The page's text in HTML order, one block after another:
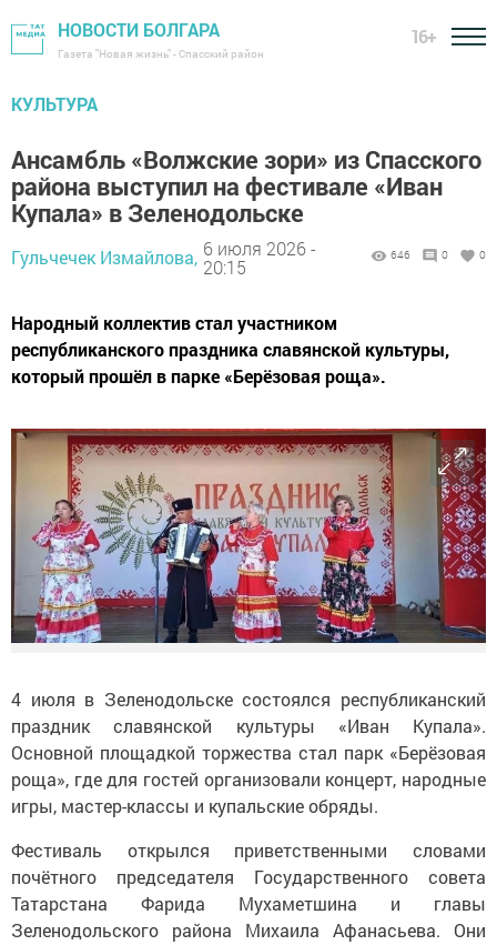
НОВОСТИ БОЛГАРА
Газета "Новая жизнь" - Спасский район
16+
КУЛЬТУРА
Ансамбль «Волжские зори» из Спасского
района выступил на фестивале «Иван
Купала» в Зеленодольске
Гульчечек Измайлова, 6 июля 2026 -
20:15
646 0 0
Народный коллектив стал участником
республиканского праздника славянской культуры,
который прошёл в парке «Берёзовая роща».
4 июля в Зеленодольске состоялся республиканский
праздник славянской культуры «Иван Купала».
Основной площадкой торжества стал парк «Берёзовая
роща», где для гостей организовали концерт, народные
игры, мастер-классы и купальские обряды.
Фестиваль открылся приветственными словами
почётного председателя Государственного совета
Татарстана Фарида Мухаметшина и главы
Зеленодольского района Михаила Афанасьева. Они